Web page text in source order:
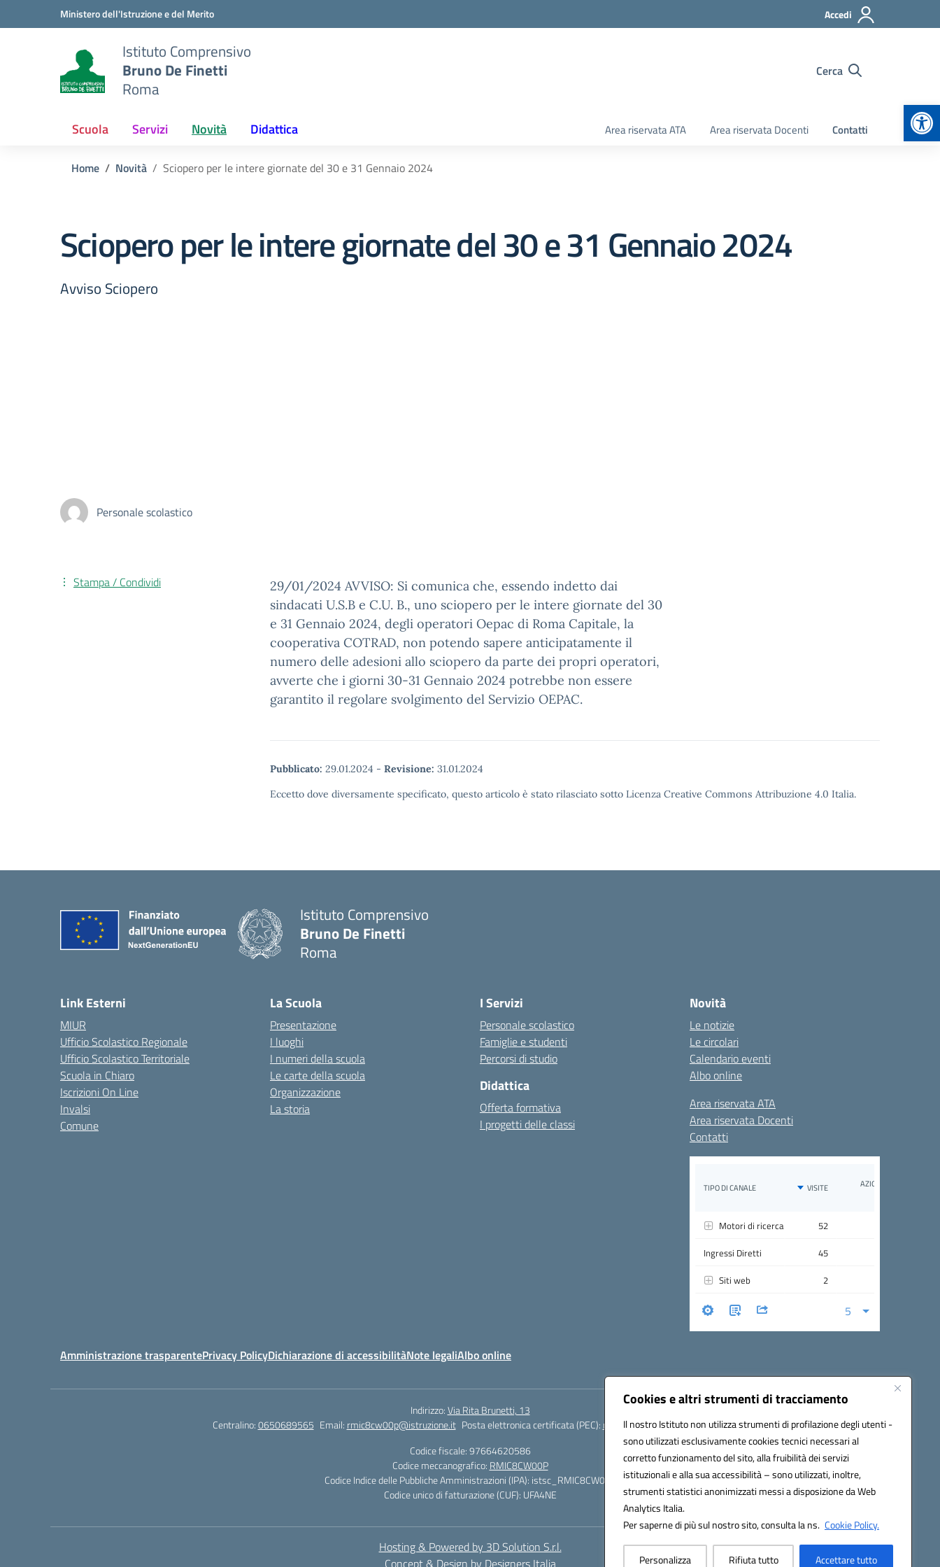
Cookies e altri strumenti di tracciamento
Il nostro Istituto non utilizza strumenti di profilazione degli utenti -
sono utilizzati esclusivamente cookies tecnici necessari al
corretto funzionamento del sito, alla fruibilità dei servizi
istituzionali e alla sua accessibilità – sono utilizzati, inoltre,
strumenti statistici anonimizzati messi a disposizione da Web
Analytics Italia.
Per saperne di più sul nostro sito, consulta la ns. Cookie Policy.
Personalizza Rifiuta tutto Accettare tutto
Vai ai contenuti
Vai al menu di navigazioneMinistero dell'Istruzione e del Merito Accedi
Istituto Comprensivo
Bruno De Finetti
Roma
Cerca
Scuola Servizi Novità Didattica Area riservata ATA Area riservata Docenti Contatti
Home Novità Sciopero per le intere giornate del 30 e 31 Gennaio 2024
Sciopero per le intere giornate del 30 e 31 Gennaio 2024
Avviso Sciopero
Personale scolastico
29/01/2024 AVVISO: Si comunica che, essendo indetto dai
sindacati U.S.B e C.U. B., uno sciopero per le intere giornate del 30
e 31 Gennaio 2024, degli operatori Oepac di Roma Capitale, la
cooperativa COTRAD, non potendo sapere anticipatamente il
numero delle adesioni allo sciopero da parte dei propri operatori,
avverte che i giorni 30-31 Gennaio 2024 potrebbe non essere
garantito il regolare svolgimento del Servizio OEPAC.
Pubblicato: 29.01.2024 - Revisione: 31.01.2024
Eccetto dove diversamente specificato, questo articolo è stato rilasciato sotto Licenza Creative Commons Attribuzione 4.0 Italia.
Stampa / Condividi
Istituto Comprensivo
Bruno De Finetti
Roma
Link Esterni
MIUR
Ufficio Scolastico Regionale
Ufficio Scolastico Territoriale
Scuola in Chiaro
Iscrizioni On Line
Invalsi
Comune
La Scuola
Presentazione
I luoghi
I numeri della scuola
Le carte della scuola
Organizzazione
La storia
I Servizi
Personale scolastico
Famiglie e studenti
Percorsi di studio
Didattica
Offerta formativa
I progetti delle classi
Novità
Le notizie
Le circolari
Calendario eventi
Albo online
Area riservata ATA
Area riservata Docenti
Contatti
Amministrazione trasparentePrivacy PolicyDichiarazione di accessibilitàNote legaliAlbo online
Indirizzo:Via Rita Brunetti, 13
Centralino:0650689565 Email: rmic8cw00p@istruzione.it Posta elettronica certificata (PEC): rmic8cw00p@pec.istruzione.it
Codice fiscale: 97664620586
Codice meccanografico: RMIC8CW00P
Codice Indice delle Pubbliche Amministrazioni (IPA): istsc_RMIC8CW00P
Codice unico di fatturazione (CUF): UFA4NE
Hosting & Powered by 3D Solution S.r.l.
Concept & Design by Designers Italia